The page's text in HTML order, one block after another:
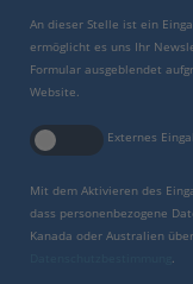
An dieser Stelle ist ein
ermöglicht es uns Ihr
Formular ausgeblendet
Website.
Externes
Mit dem Aktivieren des
dass personenbezogene
Kanada oder Australien
.